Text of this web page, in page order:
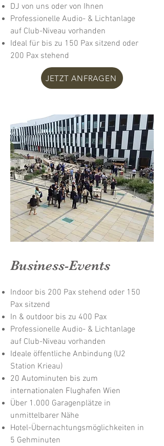
DJ von uns oder von Ihnen
Professionelle Audio- & Lichtanlage
auf Club-Niveau vorhanden
Ideal für bis zu 150 Pax sitzend oder
200 Pax stehend
JETZT ANFRAGEN
Business-Events
Indoor bis 200 Pax stehend oder 150
Pax sitzend
In & outdoor bis zu 400 Pax
Professionelle Audio- & Lichtanlage
auf Club-Niveau vorhanden
Ideale öffentliche Anbindung (U2
Station Krieau)
20 Autominuten bis zum
internationalen Flughafen Wien
Über 1.000 Garagenplätze in
unmittelbarer Nähe
Hotel-Übernachtungsmöglichkeiten in
5 Gehminuten